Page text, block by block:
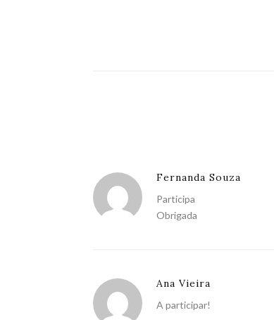
Fernanda Souza
Participa
Obrigada
Ana Vieira
A participar!